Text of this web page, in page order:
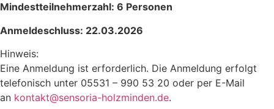
Mindestteilnehmerzahl: 6 Personen
Anmeldeschluss: 22.03.2026
Hinweis:
Eine Anmeldung ist erforderlich. Die Anmeldung erfolgt
telefonisch unter 05531 – 990 53 20 oder per E-Mail
an kontakt@sensoria-holzminden.de.